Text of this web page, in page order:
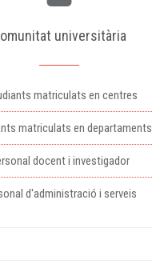
universitària
matriculats en centres
matriculats en departaments
docent i investigador
d'administració i serveis